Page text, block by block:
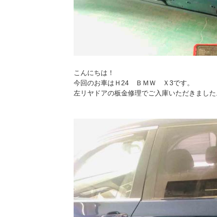
こんにちは！
今回のお車はＨ24 ＢＭＷ Ｘ3です。
左リヤドアの板金修理でご入庫いただきまし